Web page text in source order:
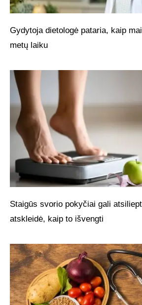
Gydytoja dietologė pataria, kaip
metų laiku
Staigūs svorio pokyčiai gali
atskleidė, kaip to išvengti